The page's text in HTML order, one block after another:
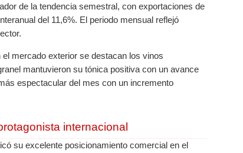
de la tendencia semestral, con exportaciones de
del 11,6%. El periodo mensual reflejó
mercado exterior se destacan los vinos
mantuvieron su tónica positiva con un avance
espectacular del mes con un incremento
internacional
su excelente posicionamiento comercial en el